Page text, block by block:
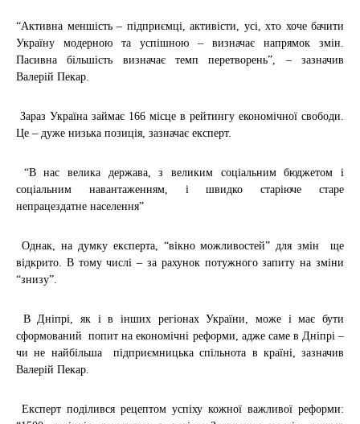
“Активна меншість – підприємці, активісти, усі, хто хоче бачити
Україну модерною та успішною – визначає напрямок змін.
Пасивна більшість визначає темп перетворень”, – зазначив
Валерій Пекар.
Зараз Україна займає 166 місце в рейтингу економічної свободи.
Це – дуже низька позиція, зазначає експерт.
“В нас велика держава, з великим соціальним бюджетом і
соціальним навантаженням, і швидко старіюче старе
непрацездатне населення”
Однак, на думку експерта, “вікно можливостей” для змін ще
відкрито. В тому числі – за рахунок потужного запиту на зміни
“знизу”.
В Дніпрі, як і в інших регіонах України, може і має бути
сформований попит на економічні реформи, адже саме в Дніпрі –
чи не найбільша підприємницька спільнота в країні, зазначив
Валерій Пекар.
Експерт поділився рецептом успіху кожної важливої реформи: